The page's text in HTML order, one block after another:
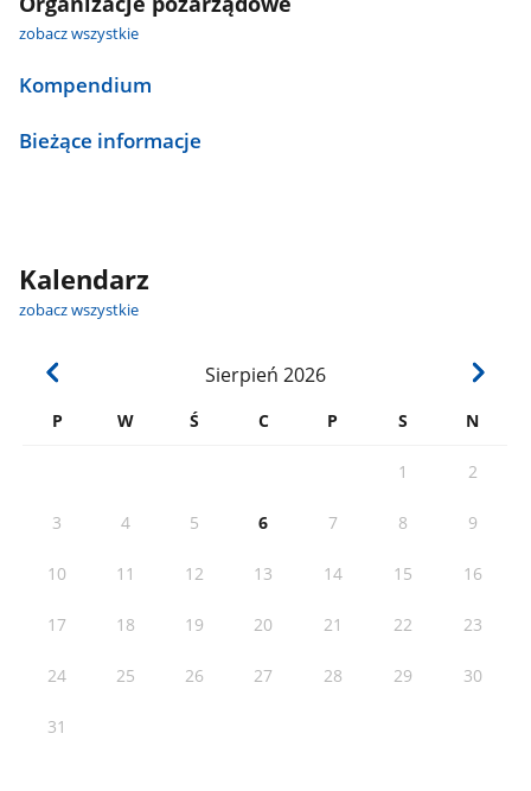
zobacz wszystkie
Kompendium
Bieżące informacje
Kalendarz
zobacz wszystkie
Sierpień 2026
P W Ś C P S N
1 2
3 4 5 6 7 8 9
10 11 12 13 14 15 16
17 18 19 20 21 22 23
24 25 26 27 28 29 30
31